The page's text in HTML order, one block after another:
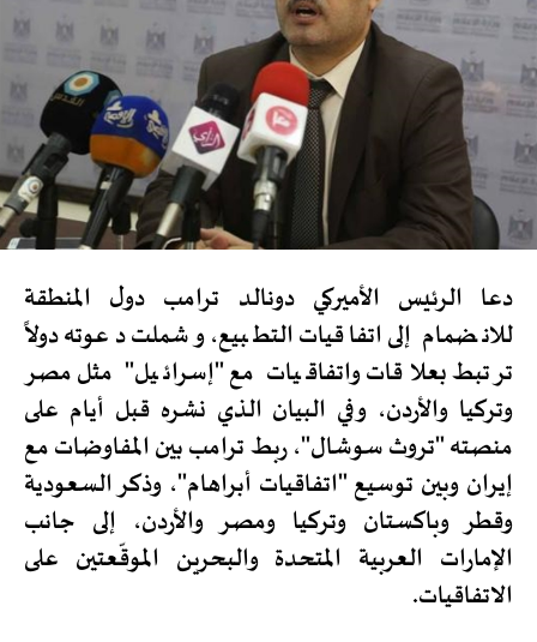
دعا الرئيس الأميركي دونالد ترامب دول المنطقة
للانضمام إلى اتفاقيات التطبيع، وشملت دعوته دولاً
ترتبط بعلاقات واتفاقيات مع "إسرائيل" مثل مصر
وتركيا والأردن، وفي البيان الذي نشره قبل أيام على
منصته "تروث سوشال"، ربط ترامب بين المفاوضات مع
إيران وبين توسيع "اتفاقيات أبراهام"، وذكر السعودية
وقطر وباكستان وتركيا ومصر والأردن، إلى جانب
الإمارات العربية المتحدة والبحرين الموقّعتين على
الاتفاقيات.